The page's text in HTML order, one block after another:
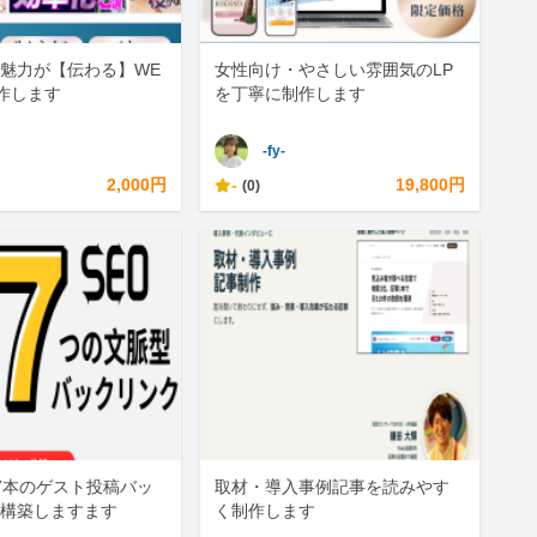
力が【伝わる】WE
します
2,000円
女性向け・やさしい雰囲気のLP
を丁寧に制作します
-fy-
- (0) 19,800円
のゲスト投稿バッ
築しますます
取材・導入事例記事を読みやす
く制作します